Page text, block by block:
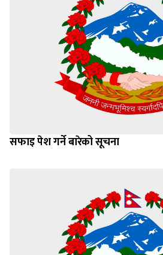
सफाइ पेश गर्ने बारेको सूचना